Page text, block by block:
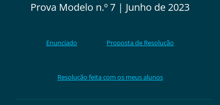
Prova Modelo n.º 7 | Junho de 2023
Enunciado Proposta de Resolução
Resolução feita com os meus alunos